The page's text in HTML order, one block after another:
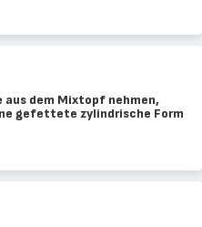
aus dem Mixtopf nehmen,
gefettete zylindrische Form